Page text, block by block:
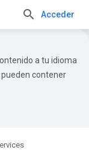
Acceder
a tu idioma
contener